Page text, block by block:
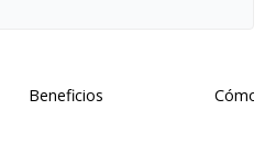
Beneficios Cómo